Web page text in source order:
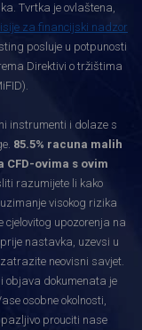
Tvrtka je ovlaštena,
za financijski nadzor
posluje u potpunosti
Direktivi o tržištima
instrumenti i dolaze s
85.5% racuna malih
ovima s ovim
razumijete li kako
visokog rizika
cjelovitog upozorenja na
nastavka, uzevsi u
neovisni savjet.
objava dokumenata je
osobne okolnosti,
prouciti nase